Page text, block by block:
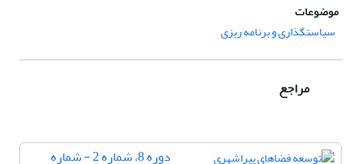
موضوعات
سیاستگذاری و برنامه ریزی
مراجع
دوره 8، شماره 2 - شماره